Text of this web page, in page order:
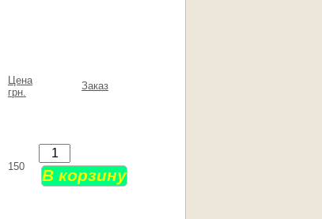
Цена
грн.
Заказ
150